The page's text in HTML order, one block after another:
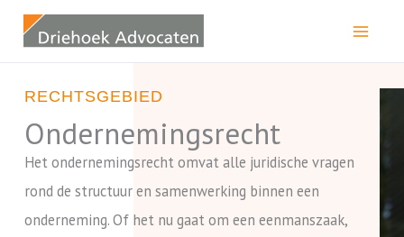
naar
inhoudRECHTSGEBIED
Ondernemingsrecht
Het ondernemingsrecht omvat alle juridische vragen
rond de structuur en samenwerking binnen een
onderneming. Of het nu gaat om een eenmanszaak,